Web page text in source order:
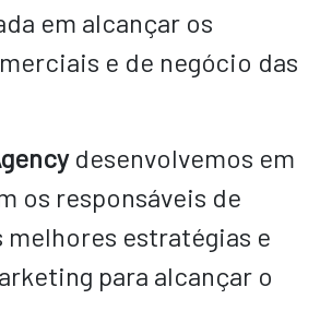
em alcançar os
e de negócio das
desenvolvemos em
os responsáveis de
melhores estratégias e
para alcançar o